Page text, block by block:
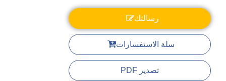
رسالتك
سلة الاستفسارات
تصدير PDF